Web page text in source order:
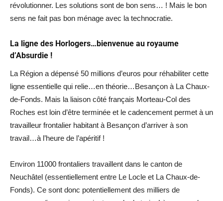
révolutionner. Les solutions sont de bon sens… ! Mais le bon
sens ne fait pas bon ménage avec la technocratie.
La ligne des Horlogers…bienvenue au royaume
d’Absurdie !
La Région a dépensé 50 millions d’euros pour réhabiliter cette
ligne essentielle qui relie…en théorie…Besançon à La Chaux-
de-Fonds. Mais la liaison côté français Morteau-Col des
Roches est loin d’être terminée et le cadencement permet à un
travailleur frontalier habitant à Besançon d’arriver à son
travail…à l’heure de l’apéritif !
Environ 11000 frontaliers travaillent dans le canton de
Neuchâtel (essentiellement entre Le Locle et La Chaux-de-
Fonds). Ce sont donc potentiellement des milliers de